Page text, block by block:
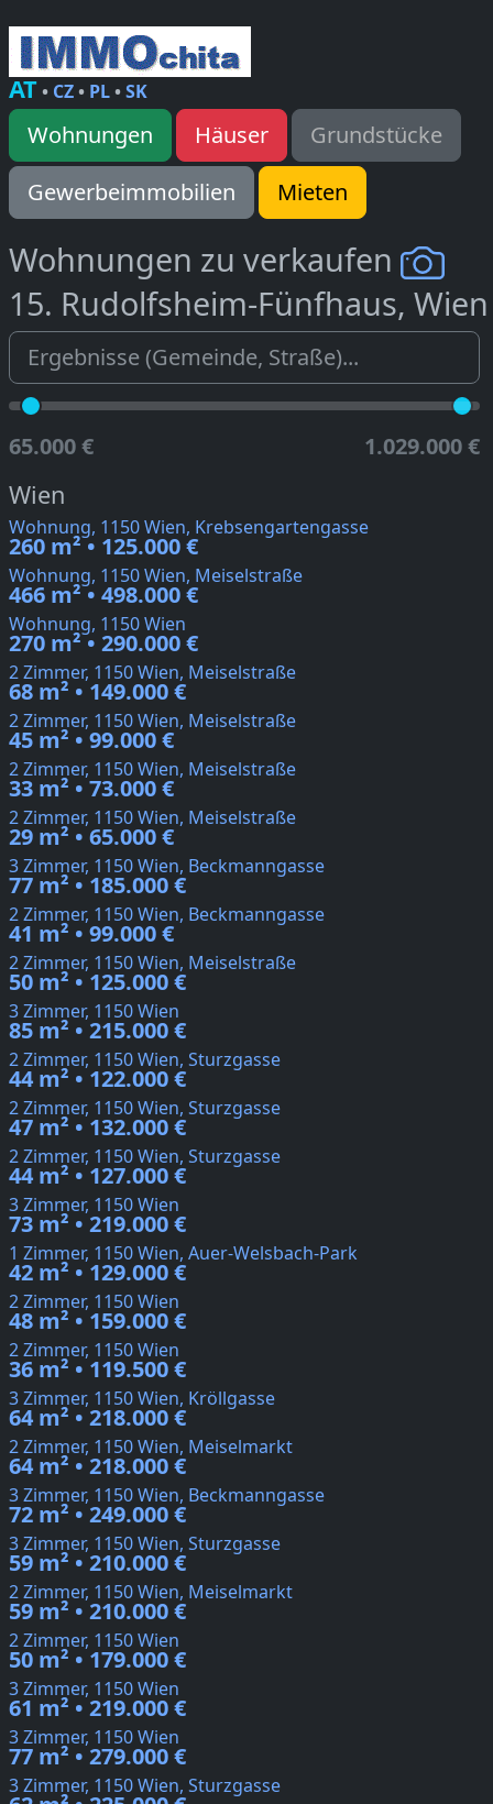
AT• CZ• PL•SK
Wohnungen Häuser
Grundstücke
Gewerbeimmobilien
Mieten
Wohnungen zu verkaufen
15. Rudolfsheim-Fünfhaus, Wien
65.000 € 1.029.000 €
Wien
Wohnung, 1150 Wien, Krebsengartengasse
260 m² • 125.000 €
Wohnung, 1150 Wien, Meiselstraße
466 m² • 498.000 €
Wohnung, 1150 Wien
270 m² • 290.000 €
2 Zimmer, 1150 Wien, Meiselstraße
68 m² • 149.000 €
2 Zimmer, 1150 Wien, Meiselstraße
45 m² • 99.000 €
2 Zimmer, 1150 Wien, Meiselstraße
33 m² • 73.000 €
2 Zimmer, 1150 Wien, Meiselstraße
29 m² • 65.000 €
3 Zimmer, 1150 Wien, Beckmanngasse
77 m² • 185.000 €
2 Zimmer, 1150 Wien, Beckmanngasse
41 m² • 99.000 €
2 Zimmer, 1150 Wien, Meiselstraße
50 m² • 125.000 €
3 Zimmer, 1150 Wien
85 m² • 215.000 €
2 Zimmer, 1150 Wien, Sturzgasse
44 m² • 122.000 €
2 Zimmer, 1150 Wien, Sturzgasse
47 m² • 132.000 €
2 Zimmer, 1150 Wien, Sturzgasse
44 m² • 127.000 €
3 Zimmer, 1150 Wien
73 m² • 219.000 €
1 Zimmer, 1150 Wien, Auer-Welsbach-Park
42 m² • 129.000 €
2 Zimmer, 1150 Wien
48 m² • 159.000 €
2 Zimmer, 1150 Wien
36 m² • 119.500 €
3 Zimmer, 1150 Wien, Kröllgasse
64 m² • 218.000 €
2 Zimmer, 1150 Wien, Meiselmarkt
64 m² • 218.000 €
3 Zimmer, 1150 Wien, Beckmanngasse
72 m² • 249.000 €
3 Zimmer, 1150 Wien, Sturzgasse
59 m² • 210.000 €
2 Zimmer, 1150 Wien, Meiselmarkt
59 m² • 210.000 €
2 Zimmer, 1150 Wien
50 m² • 179.000 €
3 Zimmer, 1150 Wien
61 m² • 219.000 €
3 Zimmer, 1150 Wien
77 m² • 279.000 €
3 Zimmer, 1150 Wien, Sturzgasse